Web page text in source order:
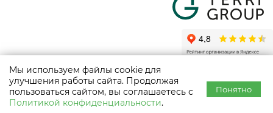
© ООО «Терри Групп», 2003 -
Политика конфиденциальности
Использование материалов сайта разрешено только с предварительного
согласия правообладателей. Все права на материалы принадлежат их
Мы используем файлы cookie для
улучшения работы сайта. Продолжая
пользоваться сайтом, вы соглашаетесь с
Политикой конфиденциальности.
Понятно